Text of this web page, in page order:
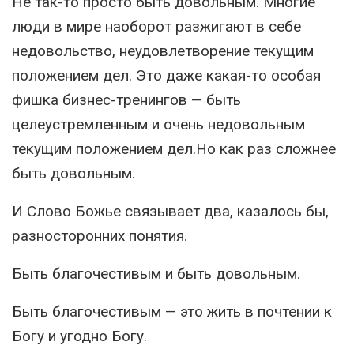
люди в мире наоборот разжигают в себе
недовольство, неудовлетворение текущим
положением дел. Это даже какая-то особая
фишка бизнес-тренингов — быть
целеустремленным и очень недовольным
текущим положением дел.Но как раз сложнее
быть довольным.
И Слово Божье связывает два, казалось бы,
разносторонних понятия.
Быть благочестивым и быть довольным.
Быть благочестивым — это жить в почтении к
Богу и угодно Богу.